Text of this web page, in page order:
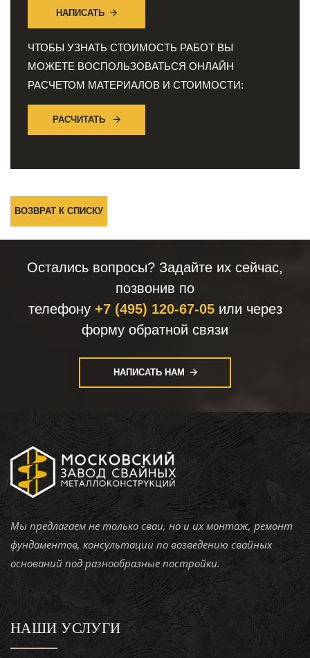
НАПИСАТЬ
ЧТОБЫ УЗНАТЬ СТОИМОСТЬ РАБОТ ВЫ
МОЖЕТЕ ВОСПОЛЬЗОВАТЬСЯ ОНЛАЙН
РАСЧЕТОМ МАТЕРИАЛОВ И СТОИМОСТИ:
РАСЧИТАТЬ
ВОЗВРАТ К СПИСКУ
Остались вопросы? Задайте их сейчас,
позвонив по
телефону +7 (495) 120-67-05или через
форму обратной связи
НАПИСАТЬ НАМ
Мы предлагаем не только сваи, но и их монтаж, ремонт
фундаментов, консультации по возведению свайных
оснований под разнообразные постройки.
НАШИ УСЛУГИ